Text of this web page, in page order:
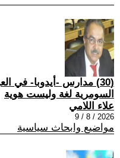
(30) مدارس -أيدوبا- في
السومرية لغة وليست هوية
علاء اللامي
2026 / 8 / 9
مواضيع وابحاث سياسية